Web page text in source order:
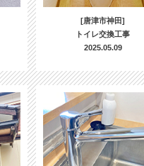
[唐津市神田]
トイレ交換工事
2025.05.09